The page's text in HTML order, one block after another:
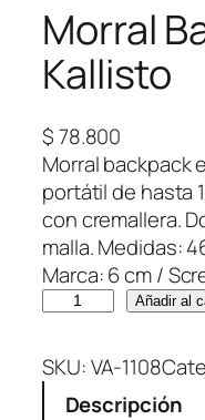
Morral
Kallisto
$78.800
Morral backpack
portátil de hasta
con cremallera.
malla. Medidas:
Marca: 6 cm /
r
r
Añadir al
SKU:VA-1108
Descripción